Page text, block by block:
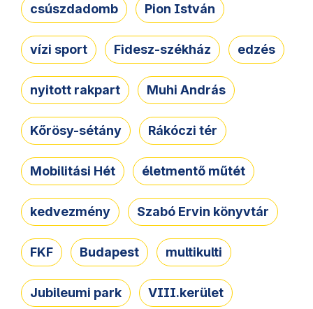
csúszdadomb Pion István
vízi sport Fidesz-székház edzés
nyitott rakpart Muhi András
Kőrösy-sétány Rákóczi tér
Mobilitási Hét életmentő műtét
kedvezmény Szabó Ervin könyvtár
FKF Budapest multikulti
Jubileumi park VIII.kerület